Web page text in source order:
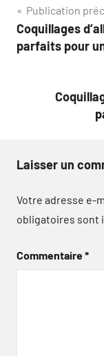
de
Publication
Coquillages
parfaits pour
Laisser un
Votre adresse e-
obligatoires sont
Commentaire*